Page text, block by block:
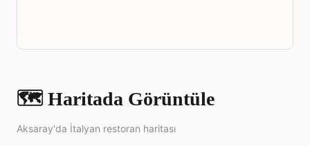
🗺️ Haritada Görüntüle
Aksaray'da İtalyan restoran haritası